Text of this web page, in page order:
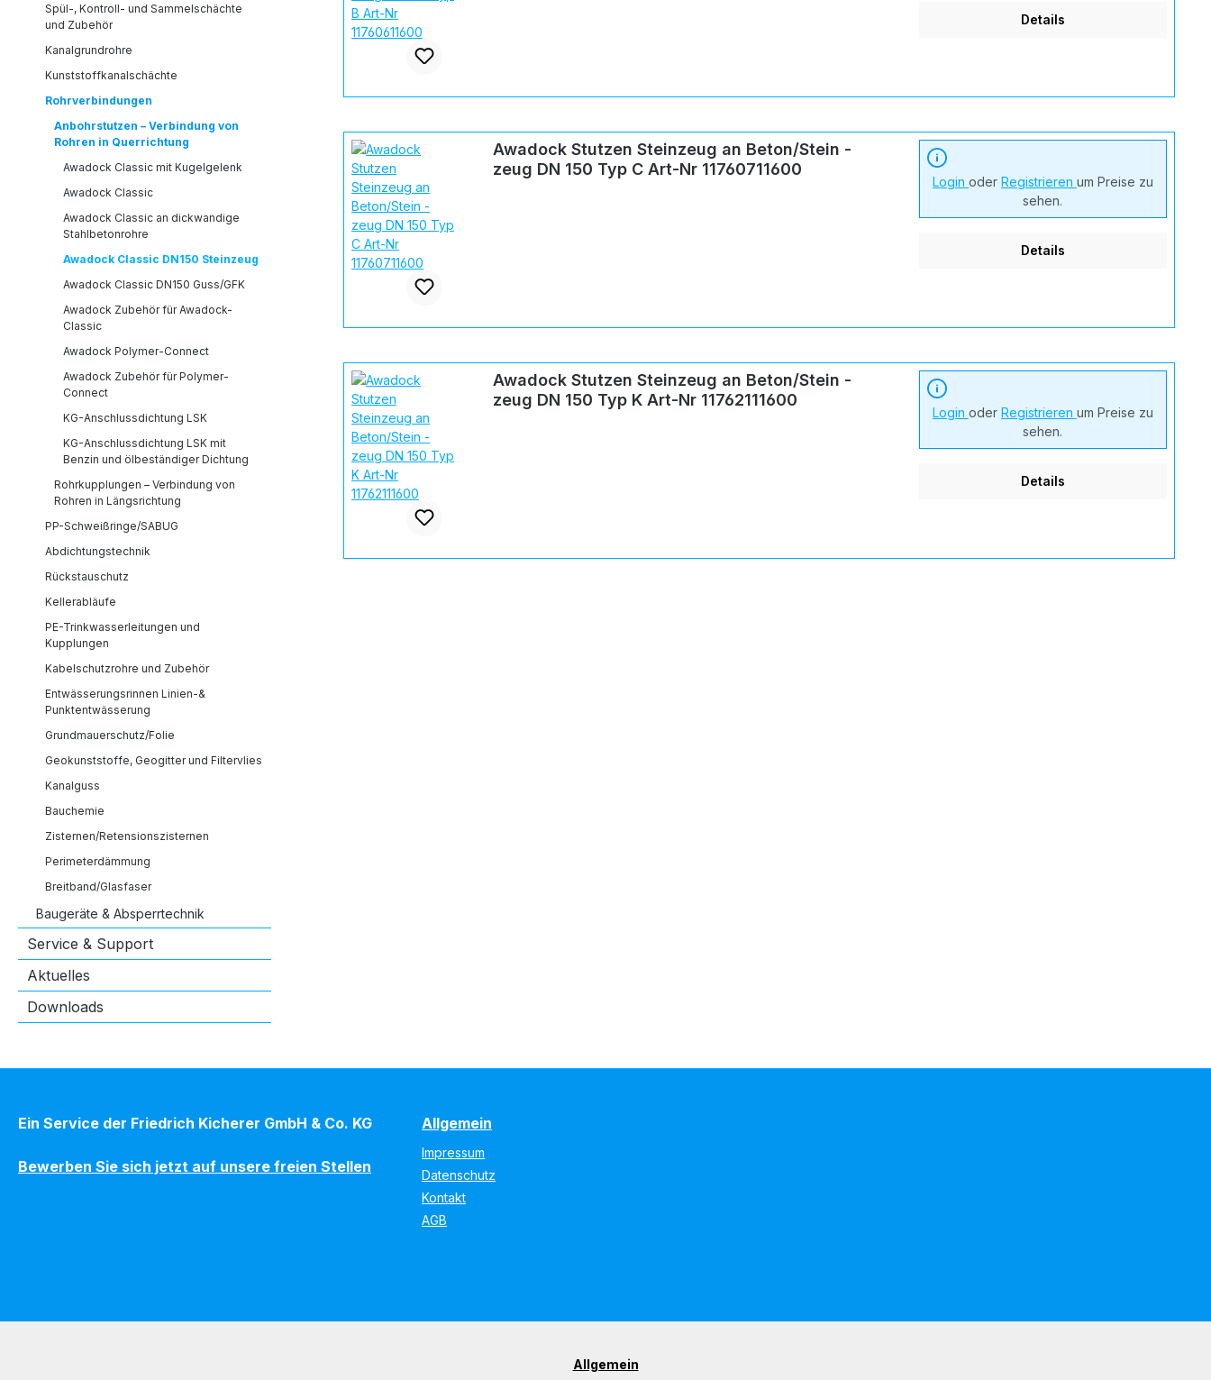
Spül-, Kontroll- und Sammelschächte
und Zubehör
Kanalgrundrohre
Kunststoffkanalschächte
Rohrverbindungen
Anbohrstutzen – Verbindung von
Rohren in Querrichtung
Awadock Classic mit Kugelgelenk
Awadock Classic
Awadock Classic an dickwandige
Stahlbetonrohre
Awadock Classic DN150 Steinzeug
Awadock Classic DN150 Guss/GFK
Awadock Zubehör für Awadock-
Classic
Awadock Polymer-Connect
Awadock Zubehör für Polymer-
Connect
KG-Anschlussdichtung LSK
KG-Anschlussdichtung LSK mit
Benzin und ölbeständiger Dichtung
Rohrkupplungen – Verbindung von
Rohren in Längsrichtung
PP-Schweißringe/SABUG
Abdichtungstechnik
Rückstauschutz
Kellerabläufe
PE-Trinkwasserleitungen und
Kupplungen
Kabelschutzrohre und Zubehör
Entwässerungsrinnen Linien-&
Punktentwässerung
Grundmauerschutz/Folie
Geokunststoffe, Geogitter und Filtervlies
Kanalguss
Bauchemie
Zisternen/Retensionszisternen
Perimeterdämmung
Breitband/Glasfaser
Baugeräte & Absperrtechnik
Service & Support
Aktuelles
Downloads
Details
Awadock Stutzen Steinzeug an Beton/Stein -
zeug DN 150 Typ C Art-Nr 11760711600
Login oder Registrieren um Preise zu
sehen.
Details
Awadock Stutzen Steinzeug an Beton/Stein -
zeug DN 150 Typ K Art-Nr 11762111600
Login oder Registrieren um Preise zu
sehen.
Details
Ein Service der Friedrich Kicherer GmbH & Co. KG
Bewerben Sie sich jetzt auf unsere freien Stellen
Allgemein
Impressum
Datenschutz
Kontakt
AGB
Allgemein